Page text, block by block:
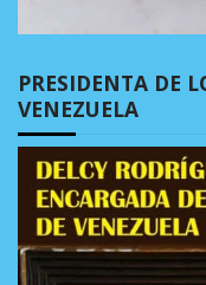
PRESIDENTA DE
VENEZUELA